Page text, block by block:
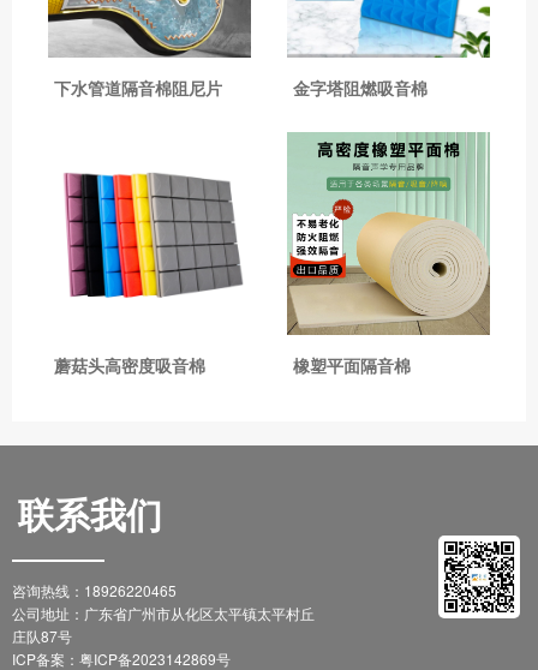
下水管道隔音棉阻尼片 金字塔阻燃吸音棉
蘑菇头高密度吸音棉 橡塑平面隔音棉
联系我们
咨询热线：18926220465
公司地址：广东省广州市从化区太平镇太平村丘
庄队87号
ICP备案： 粤ICP备2023142869号